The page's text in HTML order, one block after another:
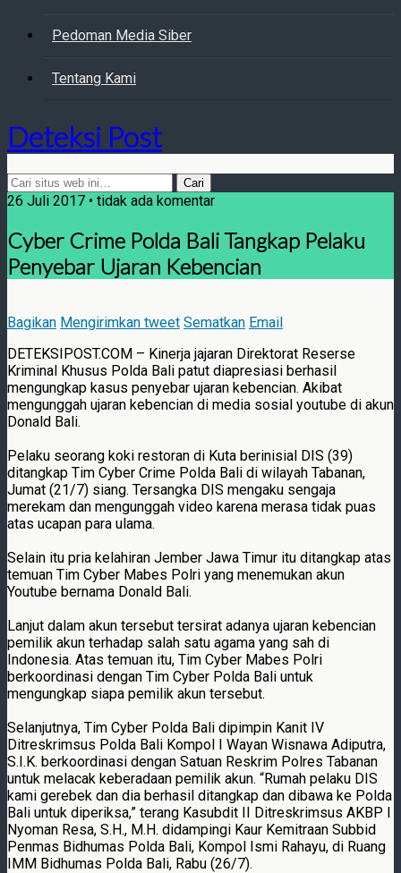
Pedoman Media Siber
Tentang Kami
Deteksi Post
26 Juli 2017 • tidak ada komentar
Cyber Crime Polda Bali Tangkap Pelaku
Penyebar Ujaran Kebencian
Bagikan Mengirimkan tweet Sematkan Email
DETEKSIPOST.COM – Kinerja jajaran Direktorat Reserse
Kriminal Khusus Polda Bali patut diapresiasi berhasil
mengungkap kasus penyebar ujaran kebencian. Akibat
mengunggah ujaran kebencian di media sosial youtube di akun
Donald Bali.
Pelaku seorang koki restoran di Kuta berinisial DIS (39)
ditangkap Tim Cyber Crime Polda Bali di wilayah Tabanan,
Jumat (21/7) siang. Tersangka DIS mengaku sengaja
merekam dan mengunggah video karena merasa tidak puas
atas ucapan para ulama.
Selain itu pria kelahiran Jember Jawa Timur itu ditangkap atas
temuan Tim Cyber Mabes Polri yang menemukan akun
Youtube bernama Donald Bali.
Lanjut dalam akun tersebut tersirat adanya ujaran kebencian
pemilik akun terhadap salah satu agama yang sah di
Indonesia. Atas temuan itu, Tim Cyber Mabes Polri
berkoordinasi dengan Tim Cyber Polda Bali untuk
mengungkap siapa pemilik akun tersebut.
Selanjutnya, Tim Cyber Polda Bali dipimpin Kanit IV
Ditreskrimsus Polda Bali Kompol I Wayan Wisnawa Adiputra,
S.I.K. berkoordinasi dengan Satuan Reskrim Polres Tabanan
untuk melacak keberadaan pemilik akun. “Rumah pelaku DIS
kami gerebek dan dia berhasil ditangkap dan dibawa ke Polda
Bali untuk diperiksa,” terang Kasubdit II Ditreskrimsus AKBP I
Nyoman Resa, S.H., M.H. didampingi Kaur Kemitraan Subbid
Penmas Bidhumas Polda Bali, Kompol Ismi Rahayu, di Ruang
IMM Bidhumas Polda Bali, Rabu (26/7).